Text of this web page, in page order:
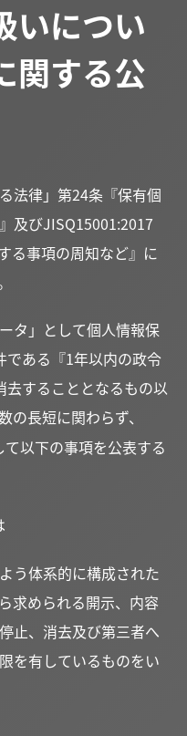
いについ
関する公
法律」第24条『保有個
及びJISQ15001:2017
る事項の周知など』に
タ」として個人情報保
ある『1年以内の政令
することとなるもの以
長短に関わらず、
て以下の事項を公表する
う体系的に構成された
求められる開示、内容
止、消去及び第三者へ
を有しているものをい